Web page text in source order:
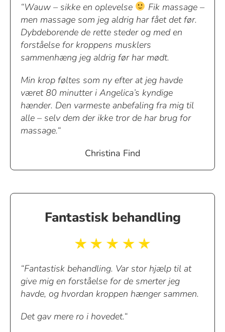
“Wauw – sikke en oplevelse
Fik massage –
men massage som jeg aldrig har fået det før.
Dybdeborende de rette steder og med en
forståelse for kroppens musklers
sammenhæng jeg aldrig før har mødt.
Min krop føltes som ny efter at jeg havde
været 80 minutter i Angelica’s kyndige
hænder. Den varmeste anbefaling fra mig til
alle – selv dem der ikke tror de har brug for
massage.“
Christina Find
Fantastisk behandling
“Fantastisk behandling. Var stor hjælp til at
give mig en forståelse for de smerter jeg
havde, og hvordan kroppen hænger sammen.
Det gav mere ro i hovedet.“